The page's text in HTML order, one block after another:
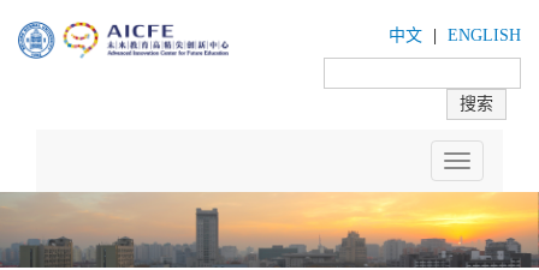
中文 ENGLISH
Toggle
navigation